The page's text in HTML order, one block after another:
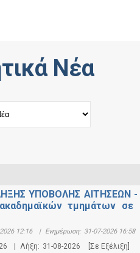
Νέα
ΥΠΟΒΟΛΗΣ ΑΙΤΗΣΕΩΝ -
τμημάτων σε
12:16 | Ενημέρωση: 31-07-2026 16:58
| Λήξη: 31-08-2026 [Σε Εξέλιξη]